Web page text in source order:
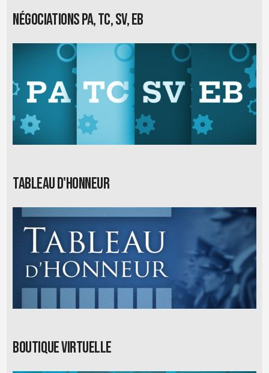
Négociations PA, TC, SV, EB
Tableau d'honneur
Boutique virtuelle